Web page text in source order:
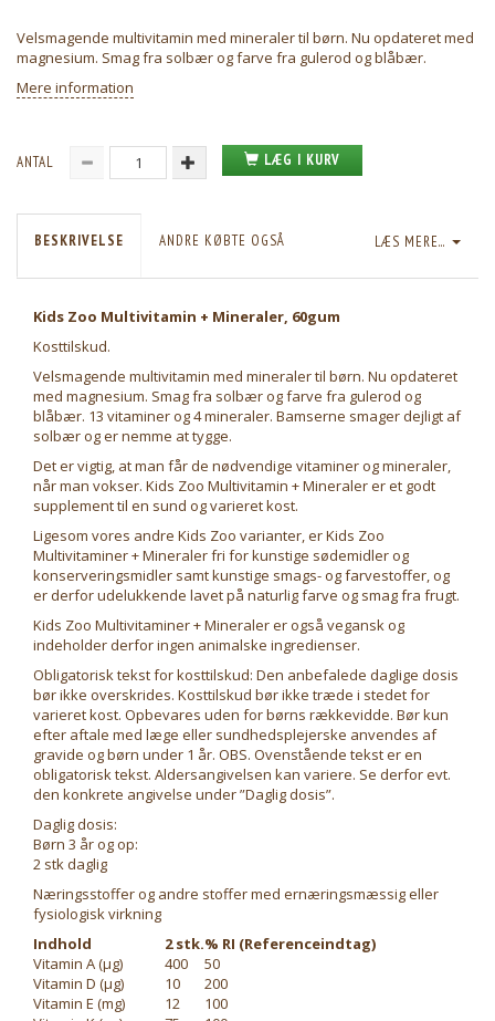
Velsmagende multivitamin med mineraler til børn. Nu opdateret med
magnesium. Smag fra solbær og farve fra gulerod og blåbær.
Mere information
ANTAL LÆG I KURV
LÆS MERE...
BESKRIVELSE ANDRE KØBTE OGSÅ
Kids Zoo Multivitamin + Mineraler, 60gum
Kosttilskud.
Velsmagende multivitamin med mineraler til børn. Nu opdateret
med magnesium. Smag fra solbær og farve fra gulerod og
blåbær. 13 vitaminer og 4 mineraler. Bamserne smager dejligt af
solbær og er nemme at tygge.
Det er vigtig, at man får de nødvendige vitaminer og mineraler,
når man vokser. Kids Zoo Multivitamin + Mineraler er et godt
supplement til en sund og varieret kost.
Ligesom vores andre Kids Zoo varianter, er Kids Zoo
Multivitaminer + Mineraler fri for kunstige sødemidler og
konserveringsmidler samt kunstige smags- og farvestoffer, og
er derfor udelukkende lavet på naturlig farve og smag fra frugt.
Kids Zoo Multivitaminer + Mineraler er også vegansk og
indeholder derfor ingen animalske ingredienser.
Obligatorisk tekst for kosttilskud: Den anbefalede daglige dosis
bør ikke overskrides. Kosttilskud bør ikke træde i stedet for
varieret kost. Opbevares uden for børns rækkevidde. Bør kun
efter aftale med læge eller sundhedsplejerske anvendes af
gravide og børn under 1 år. OBS. Ovenstående tekst er en
obligatorisk tekst. Aldersangivelsen kan variere. Se derfor evt.
den konkrete angivelse under ”Daglig dosis”.
Daglig dosis:
Børn 3 år og op:
2 stk daglig
Næringsstoffer og andre stoffer med ernæringsmæssig eller
fysiologisk virkning
Indhold
2 stk.% RI (Referenceindtag)
Vitamin A (μg)
400
50
Vitamin D (μg)
10
200
Vitamin E (mg)
12
100